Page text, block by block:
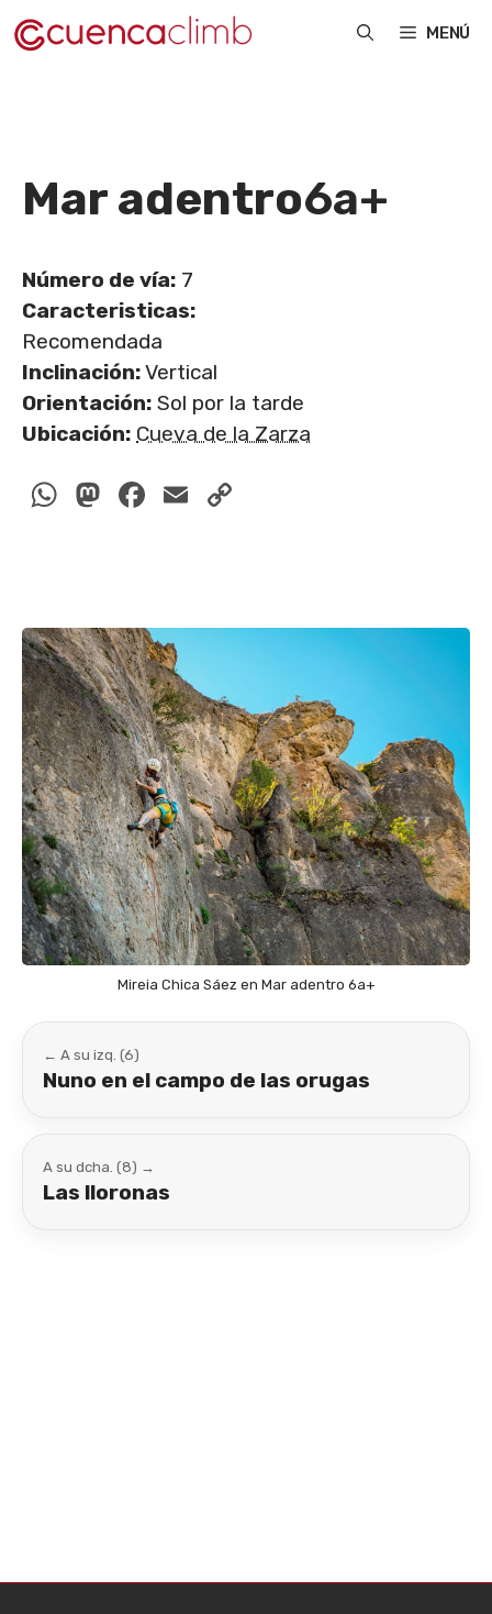
Saltar
al
MENÚ
Mar adentro6a+
Número de vía: 7
Caracteristicas:
Recomendada
Inclinación:Vertical
Orientación: Sol por la tarde
Ubicación: Cueva de la Zarza
WhatsApp
Mastodon
Facebook
Email
Mireia Chica Sáez en Mar adentro 6a+
← A su izq. (6)
Nuno en el campo de las orugas
A su dcha. (8) →
Las lloronas